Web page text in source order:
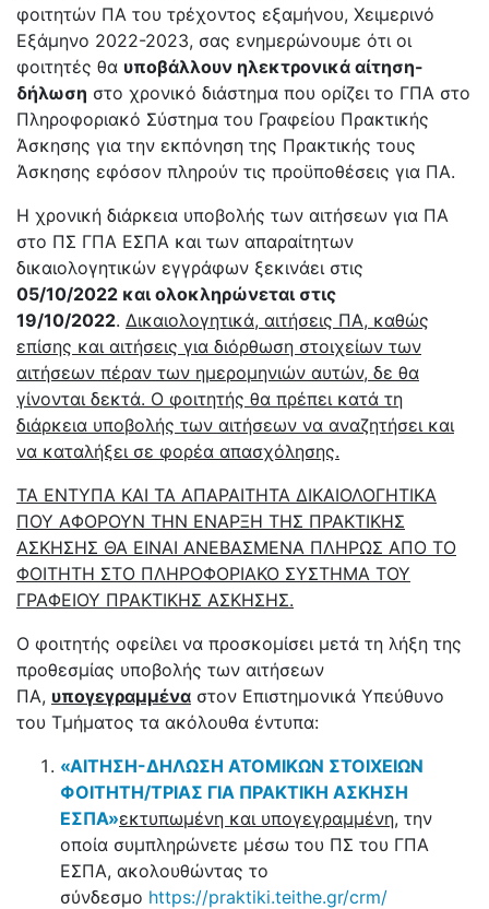
φοιτητών ΠΑ του τρέχοντος εξαμήνου, Χειμερινό
Εξάμηνο 2022-2023, σας ενημερώνουμε ότι οι
φοιτητές θα υποβάλλουν ηλεκτρονικά αίτηση-
δήλωση στο χρονικό διάστημα που ορίζει το ΓΠΑ στο
Πληροφοριακό Σύστημα του Γραφείου Πρακτικής
Άσκησης για την εκπόνηση της Πρακτικής τους
Άσκησης εφόσον πληρούν τις προϋποθέσεις για ΠΑ.
Η χρονική διάρκεια υποβολής των αιτήσεων για ΠΑ
στο ΠΣ ΓΠΑ ΕΣΠΑ και των απαραίτητων
δικαιολογητικών εγγράφων ξεκινάει στις
05/10/2022 και ολοκληρώνεται στις
19/10/2022. Δικαιολογητικά, αιτήσεις ΠΑ, καθώς
επίσης και αιτήσεις για διόρθωση στοιχείων των
αιτήσεων πέραν των ημερομηνιών αυτών, δε θα
γίνονται δεκτά. Ο φοιτητής θα πρέπει κατά τη
διάρκεια υποβολής των αιτήσεων να αναζητήσει και
να καταλήξει σε φορέα απασχόλησης.
ΤΑ ΕΝΤΥΠΑ ΚΑΙ ΤΑ ΑΠΑΡΑΙΤΗΤΑ ΔΙΚΑΙΟΛΟΓΗΤΙΚΑ
ΠΟΥ ΑΦΟΡΟΥΝ ΤΗΝ ΕΝΑΡΞΗ ΤΗΣ ΠΡΑΚΤΙΚΗΣ
ΑΣΚΗΣΗΣ ΘΑ ΕΙΝΑΙ ΑΝΕΒΑΣΜΕΝΑ ΠΛΗΡΩΣ ΑΠΟ ΤΟ
ΦΟΙΤΗΤΗ ΣΤΟ ΠΛΗΡΟΦΟΡΙΑΚΟ ΣΥΣΤΗΜΑ ΤΟΥ
ΓΡΑΦΕΙΟΥ ΠΡΑΚΤΙΚΗΣ ΑΣΚΗΣΗΣ.
Ο φοιτητής οφείλει να προσκομίσει μετά τη λήξη της
προθεσμίας υποβολής των αιτήσεων
ΠΑ, υπογεγραμμένα στον Επιστημονικά Υπεύθυνο
του Τμήματος τα ακόλουθα έντυπα:
«ΑΙΤΗΣΗ-ΔΗΛΩΣΗ ΑΤΟΜΙΚΩΝ ΣΤΟΙΧΕΙΩΝ
ΦΟΙΤΗΤΗ/ΤΡΙΑΣ ΓΙΑ ΠΡΑΚΤΙΚΗ ΑΣΚΗΣΗ
ΕΣΠΑ»εκτυπωμένη και υπογεγραμμένη, την
οποία συμπληρώνετε μέσω του ΠΣ του ΓΠΑ
ΕΣΠΑ, ακολουθώντας το
σύνδεσμο https://praktiki.teithe.gr/crm/